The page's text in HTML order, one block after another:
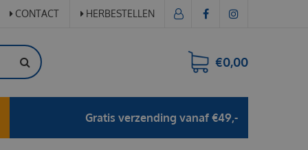
CONTACT HERBESTELLEN
€0,00
Gratis verzending vanaf €49,-